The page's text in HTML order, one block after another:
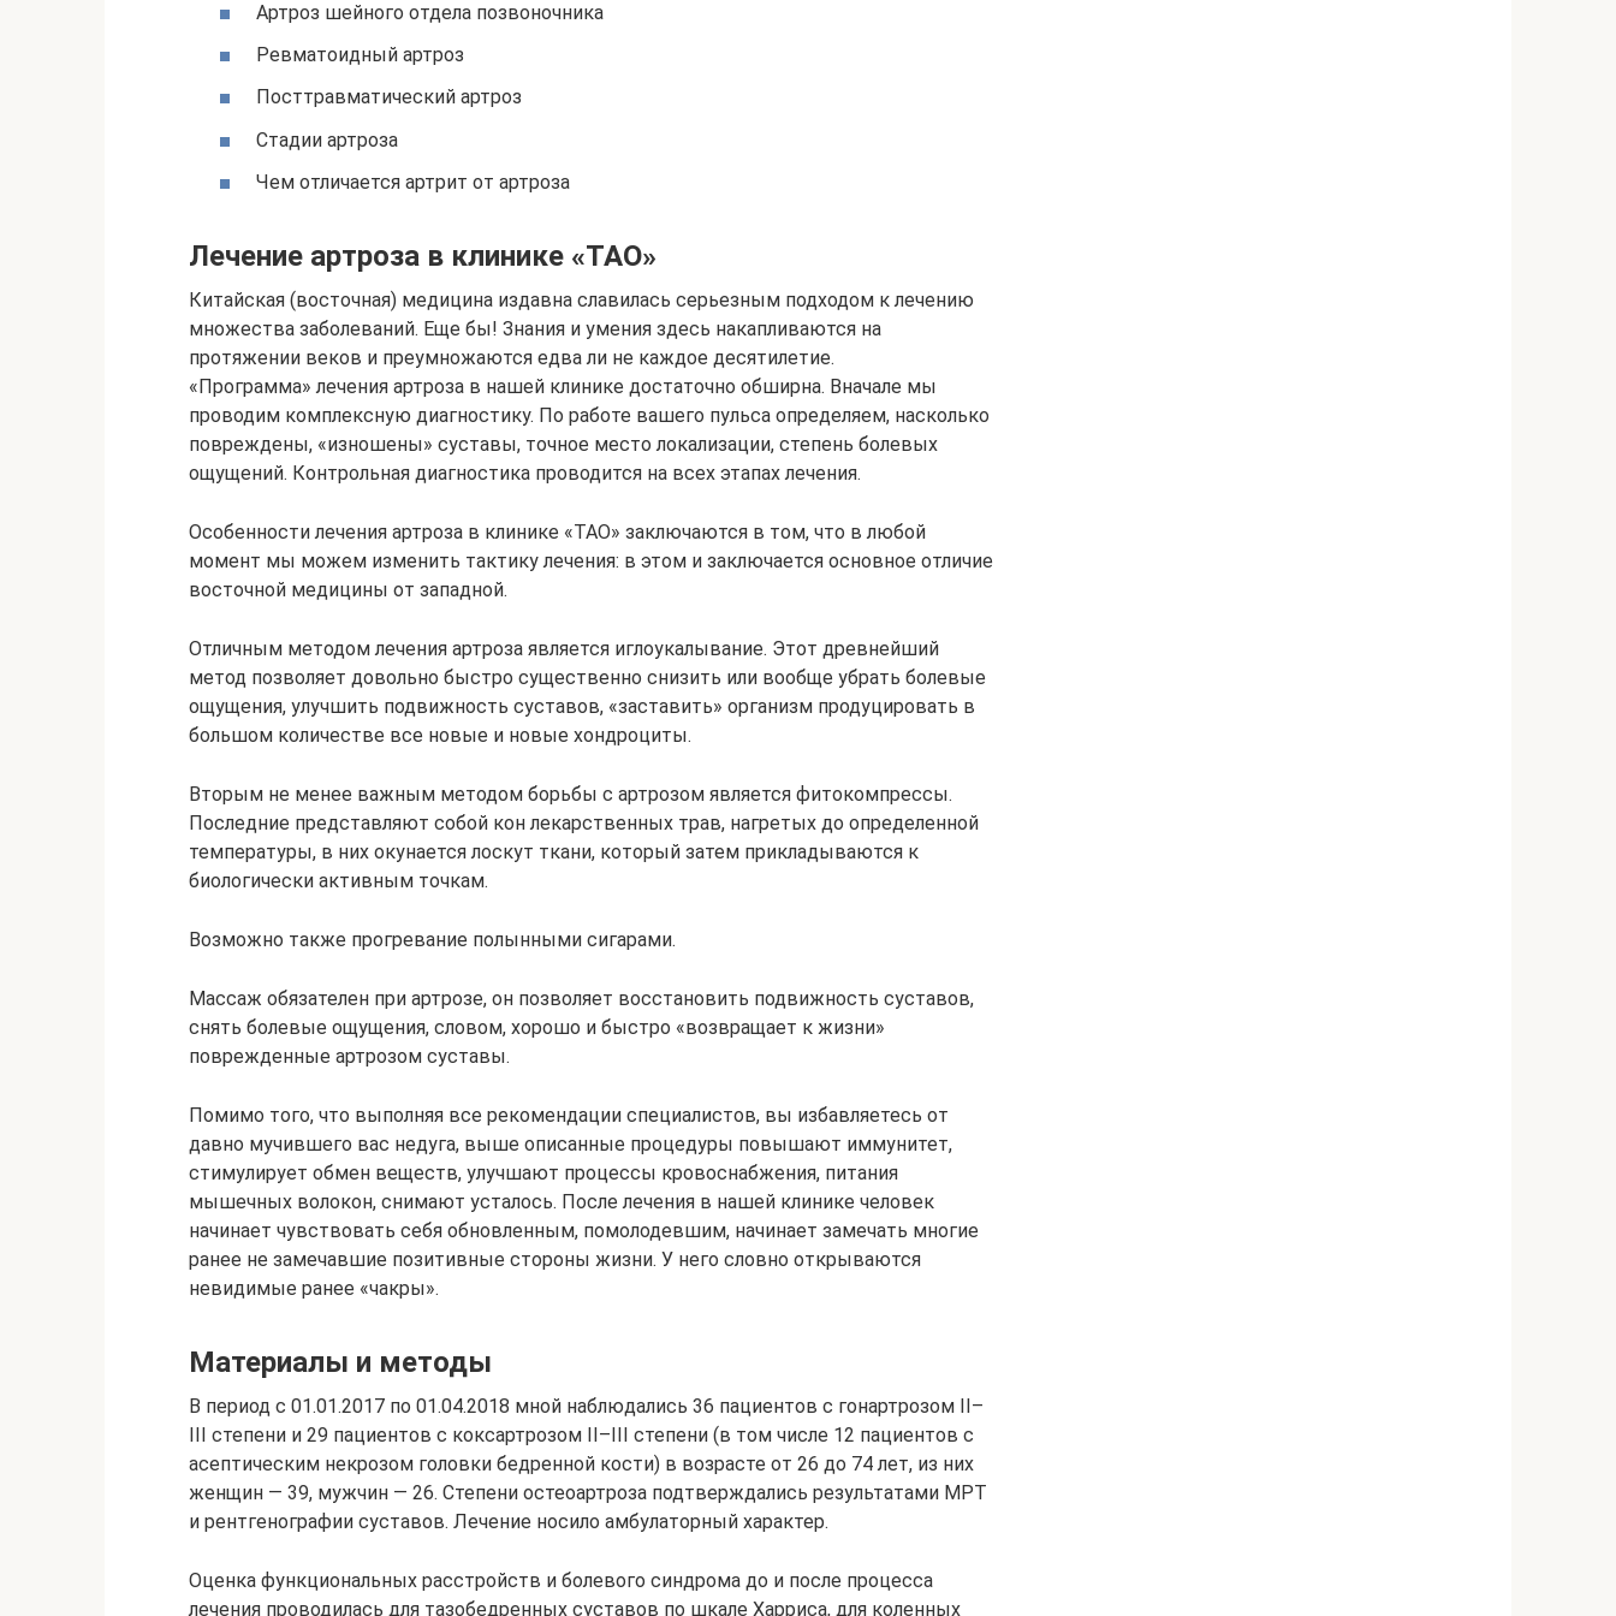
Артроз шейного отдела позвоночника
Ревматоидный артроз
Посттравматический артроз
Стадии артроза
Чем отличается артрит от артроза
Лечение артроза в клинике «ТАО»
Китайская (восточная) медицина издавна славилась серьезным подходом к лечению
множества заболеваний. Еще бы! Знания и умения здесь накапливаются на
протяжении веков и преумножаются едва ли не каждое десятилетие.
«Программа» лечения артроза в нашей клинике достаточно обширна. Вначале мы
проводим комплексную диагностику. По работе вашего пульса определяем, насколько
повреждены, «изношены» суставы, точное место локализации, степень болевых
ощущений. Контрольная диагностика проводится на всех этапах лечения.
Особенности лечения артроза в клинике «ТАО» заключаются в том, что в любой
момент мы можем изменить тактику лечения: в этом и заключается основное отличие
восточной медицины от западной.
Отличным методом лечения артроза является иглоукалывание. Этот древнейший
метод позволяет довольно быстро существенно снизить или вообще убрать болевые
ощущения, улучшить подвижность суставов, «заставить» организм продуцировать в
большом количестве все новые и новые хондроциты.
Вторым не менее важным методом борьбы с артрозом является фитокомпрессы.
Последние представляют собой кон лекарственных трав, нагретых до определенной
температуры, в них окунается лоскут ткани, который затем прикладываются к
биологически активным точкам.
Возможно также прогревание полынными сигарами.
Массаж обязателен при артрозе, он позволяет восстановить подвижность суставов,
снять болевые ощущения, словом, хорошо и быстро «возвращает к жизни»
поврежденные артрозом суставы.
Помимо того, что выполняя все рекомендации специалистов, вы избавляетесь от
давно мучившего вас недуга, выше описанные процедуры повышают иммунитет,
стимулирует обмен веществ, улучшают процессы кровоснабжения, питания
мышечных волокон, снимают усталось. После лечения в нашей клинике человек
начинает чувствовать себя обновленным, помолодевшим, начинает замечать многие
ранее не замечавшие позитивные стороны жизни. У него словно открываются
невидимые ранее «чакры».
Материалы и методы
В период с 01.01.2017 по 01.04.2018 мной наблюдались 36 пациентов с гонартрозом II–
III степени и 29 пациентов с коксартрозом II–III степени (в том числе 12 пациентов с
асептическим некрозом головки бедренной кости) в возрасте от 26 до 74 лет, из них
женщин — 39, мужчин — 26. Степени остеоартроза подтверждались результатами МРТ
и рентгенографии суставов. Лечение носило амбулаторный характер.
Оценка функциональных расстройств и болевого синдрома до и после процесса
лечения проводилась для тазобедренных суставов по шкале Харриса, для коленных